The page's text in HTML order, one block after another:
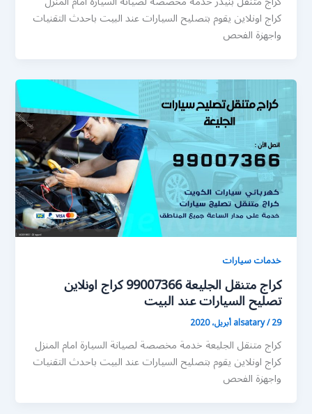
كراج اونلاين يقوم بتصليح السيارات عند البيت باحدث التقنيات
واجهزة الفحص
خدمات سيارات
كراج متنقل الجليعة 99007366 كراج اونلاين
تصليح السيارات عند البيت
alsatary/29 أبريل، 2020
كراج متنقل الجليعة خدمة مخصصة لصيانة السيارة امام المنزل
كراج اونلاين يقوم بتصليح السيارات عند البيت باحدث التقنيات
واجهزة الفحص